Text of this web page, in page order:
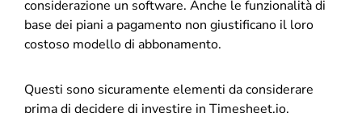
considerazione un software. Anche le funzionalità di
base dei piani a pagamento non giustificano il loro
costoso modello di abbonamento.
Questi sono sicuramente elementi da considerare
prima di decidere di investire in Timesheet.io.